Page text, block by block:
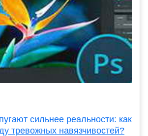
сильнее реальности: как
тревожных навязчивостей?